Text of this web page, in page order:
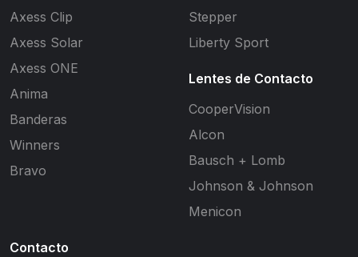
Axess Clip
Axess Solar
Axess ONE
Anima
Banderas
Winners
Bravo
Stepper
Liberty Sport
Lentes de Contacto
CooperVision
Alcon
Bausch + Lomb
Johnson & Johnson
Menicon
Contacto